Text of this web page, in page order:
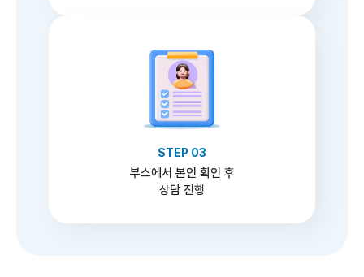
STEP 03
부스에서 본인 확인 후
상담 진행